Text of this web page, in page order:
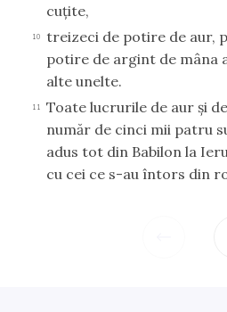
cuţite,
10
treizeci de potire de aur,
potire de argint de mâna
alte unelte.
11
Toate lucrurile de aur şi
număr de cinci mii patru
adus tot din Babilon la
cu cei ce s-au întors din